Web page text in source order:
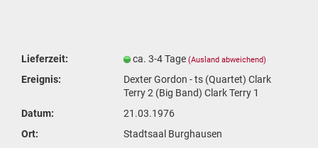
Lieferzeit: ca. 3-4 Tage(Ausland abweichend)
Ereignis:
Dexter Gordon - ts (Quartet) Clark
Terry 2 (Big Band) Clark Terry 1
Datum:
21.03.1976
Ort:
Stadtsaal Burghausen